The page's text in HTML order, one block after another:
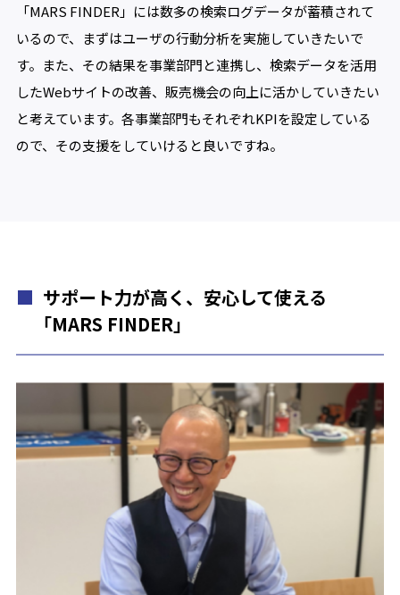
「MARS FINDER」には数多の検索ログデータが蓄積されて
いるので、まずはユーザの行動分析を実施していきたいで
す。また、その結果を事業部門と連携し、検索データを活用
したWebサイトの改善、販売機会の向上に活かしていきたい
と考えています。各事業部門もそれぞれKPIを設定している
ので、その支援をしていけると良いですね。
サポート力が高く、安心して使える
「MARS FINDER」